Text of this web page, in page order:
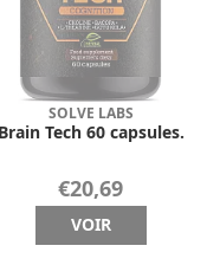
SOLVE LABS
Brain Tech 60 capsules.
€20,69
VOIR